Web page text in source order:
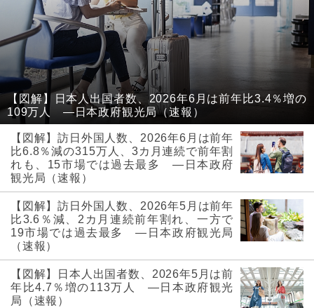
【図解】日本人出国者数、2026年6月は前年比3.4％増の
109万人 ―日本政府観光局（速報）
【図解】訪日外国人数、2026年6月は前年
比6.8％減の315万人、3カ月連続で前年割
れも、15市場では過去最多 ―日本政府
観光局（速報）
【図解】訪日外国人数、2026年5月は前年
比3.6％減、2カ月連続前年割れ、一方で
19市場では過去最多 ―日本政府観光局
（速報）
【図解】日本人出国者数、2026年5月は前
年比4.7％増の113万人 ―日本政府観光
局（速報）